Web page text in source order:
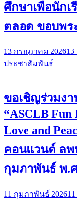
ศึกษาเพื่อนักเ
ตลอด ขอบพ
13 กรกฎาคม 202613
ประชาสัมพันธ์
ขอเชิญร่วมงา
“ASCLB Fun
Love and
คอนแวนต์ ลพ
กุมภาพันธ์ พ.ศ
11 กุมภาพันธ์ 2026